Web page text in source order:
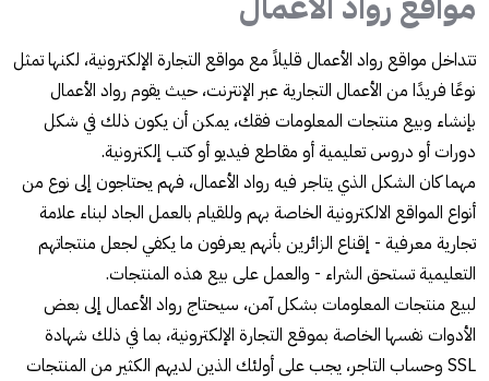
تتداخل مواقع رواد الأعمال قليلاً مع مواقع التجارة الإلكترونية، لكنها تمثل
نوعًا فريدًا من الأعمال التجارية عبر الإنترنت، حيث يقوم رواد الأعمال
بإنشاء وبيع منتجات المعلومات فقك، يمكن أن يكون ذلك في شكل
دورات أو دروس تعليمية أو مقاطع فيديو أو كتب إلكترونية.
مهما كان الشكل الذي يتاجر فيه رواد الأعمال، فهم يحتاجون إلى نوع من
أنواع المواقع الالكترونية الخاصة بهم وللقيام بالعمل الجاد لبناء علامة
تجارية معرفية - إقناع الزائرين بأنهم يعرفون ما يكفي لجعل منتجاتهم
التعليمية تستحق الشراء - والعمل على بيع هذه المنتجات.
لبيع منتجات المعلومات بشكل آمن، سيحتاج رواد الأعمال إلى بعض
الأدوات نفسها الخاصة بموقع التجارة الإلكترونية، بما في ذلك شهادة
SSL وحساب التاجر، يجب على أولئك الذين لديهم الكثير من المنتجات